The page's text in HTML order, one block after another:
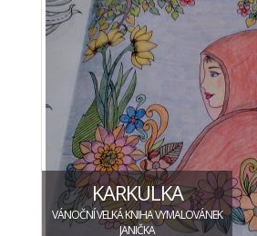
KARKULKA
VÁNOČNÍ VELKÁ KNIHA VYMALOVÁNEK
JANIČKA